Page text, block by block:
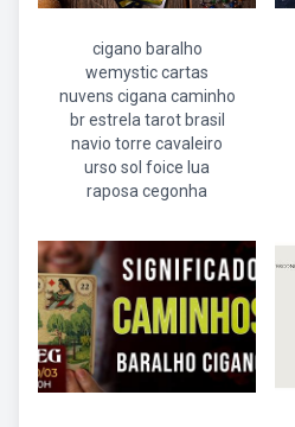
cigano baralho
wemystic cartas
nuvens cigana caminho
br estrela tarot brasil
navio torre cavaleiro
urso sol foice lua
raposa cegonha